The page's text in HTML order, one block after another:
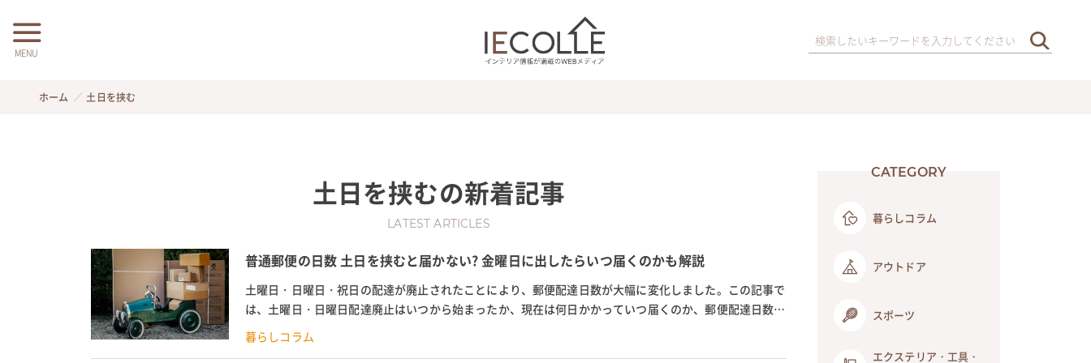
MENU
ホーム 土日を挟む
土日を挟むの新着記事
LATEST ARTICLES
普通郵便の日数 土日を挟むと届かない? 金曜日に出したらいつ届くのかも解説
土曜日・日曜日・祝日の配達が廃止されたことにより、郵便配達日数が大幅に変化しました。この記事で
は、土曜日・日曜日配達廃止はいつから始まったか、現在は何日かかっていつ届くのか、郵便配達日数を
解説。土曜日・日曜日の郵便配達しない日に発送した...
暮らしコラム
CATEGORY
暮らしコラム
アウトドア
スポーツ
エクステリア・工具・